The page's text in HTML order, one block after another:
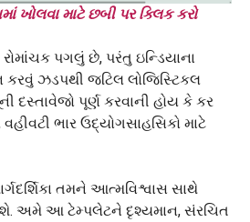
ખોલવા માટે છબી પર ક્લિક કરો
પગલું છે, પરંતુ ઇન્ડિયાના
કરવું ઝડપથી જટિલ લોજિસ્ટિકલ
દસ્તાવેજો પૂર્ણ કરવાની હોય કે કર
ભાર ઉદ્યોગસાહસિકો માટે
તમને આત્મવિશ્વાસ સાથે
અમે આ ટેમ્પલેટને દૃશ્યમાન, સંરચિત